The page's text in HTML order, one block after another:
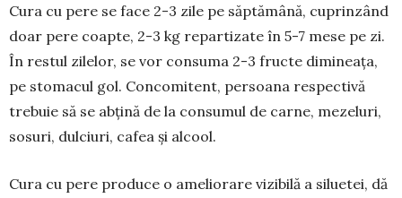
Cura cu pere se face 2-3 zile pe săp­tă­mână, cuprinzând
doar pere coapte, 2-3 kg repartizate în 5-7 mese pe zi.
În res­tul zilelor, se vor con­suma 2-3 fructe dimi­neața,
pe sto­macul gol. Conco­mi­tent, persoana respectivă
tre­buie să se ab­țină de la consumul de carne, me­zeluri,
sosuri, dulciuri, cafea și alcool.
Cura cu pere produce o ame­lio­rare vizibilă a silu­etei, dă